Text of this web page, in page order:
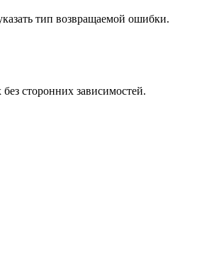
тип возвращаемой ошибки.
сторонних зависимостей.